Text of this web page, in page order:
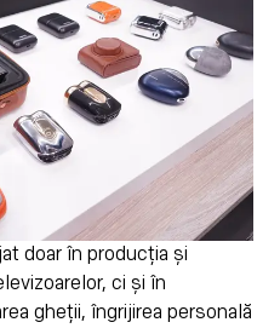
doar în producția și
ci și în
gheții, îngrijirea personală